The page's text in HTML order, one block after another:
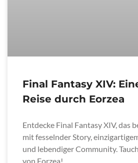
Final Fantasy XIV:
Reise durch Eorzea
Entdecke Final Fantasy XIV, das
mit fesselnder Story,
und lebendiger Community.
von Eorzea!